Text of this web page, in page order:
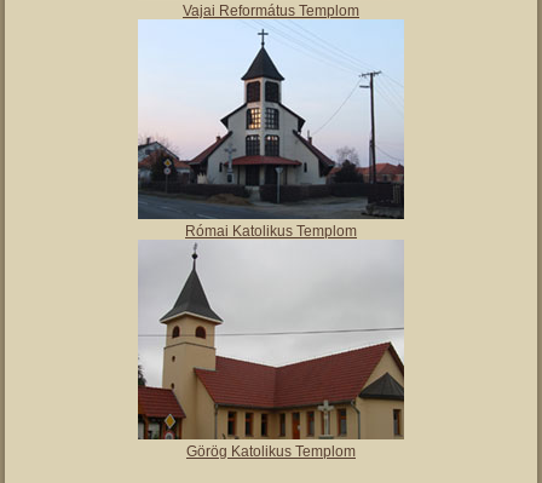
Vajai Református Templom
Római Katolikus Templom
Görög Katolikus Templom